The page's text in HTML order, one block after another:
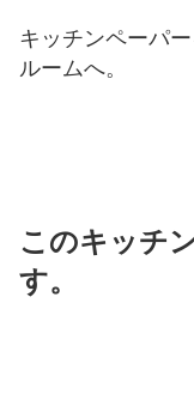
キッチンペーパ
ルームへ。
このキッチ
す。